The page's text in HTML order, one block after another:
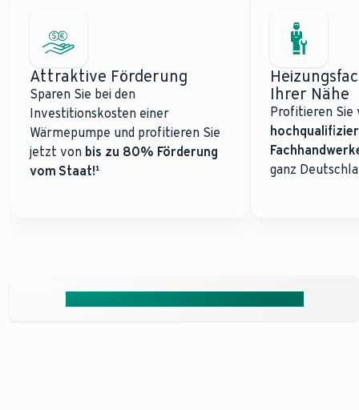
Attraktive Förderung
Sparen Sie bei den
Investitionskosten einer
Wärmepumpe und profitieren Sie
jetzt von bis zu 80% Förderung
vom Staat!¹
Ihrer Nähe
Profitieren Sie
ganz